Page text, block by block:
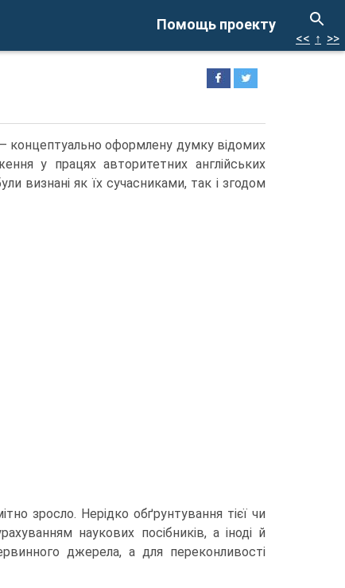
Помощь проекту
<< ↑ >>
концептуально оформлену думку відомих
у працях авторитетних англійських
визнані як їх сучасниками, так і згодом
зросло. Нерідко обґрунтування тієї чи
наукових посібників, а іноді й
джерела, а для переконливості